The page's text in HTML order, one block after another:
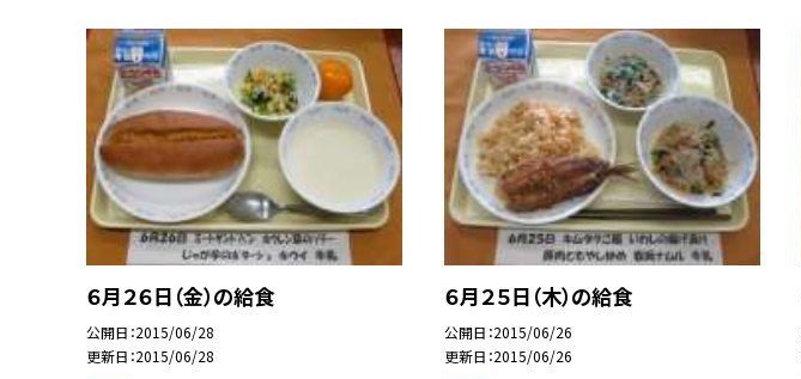
６月２６日（金）の給食
公開日 2015/06/28
更新日 2015/06/28
６月２５日（木）の給食
公開日 2015/06/26
更新日 2015/06/26